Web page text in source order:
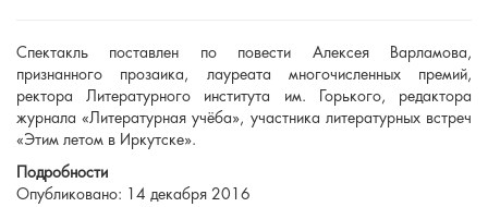
Спектакль поставлен по повести Алексея Варламова,
признанного прозаика, лауреата многочисленных премий,
ректора Литературного института им. Горького, редактора
журнала «Литературная учёба», участника литературных встреч
«Этим летом в Иркутске».
Подробности
Опубликовано: 14 декабря 2016